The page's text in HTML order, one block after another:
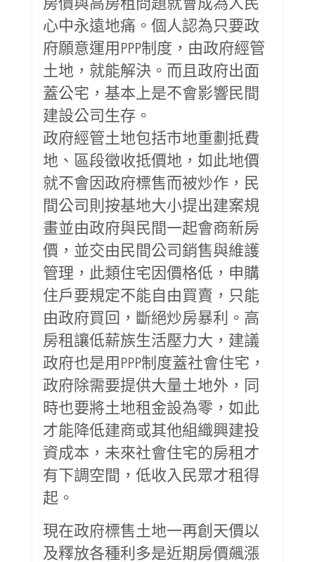
心中永遠地痛。個人認為只要政
府願意運用PPP制度，由政府經管
土地，就能解決。而且政府出面
蓋公宅，基本上是不會影響民間
建設公司生存。
政府經管土地包括市地重劃抵費
地、區段徵收抵價地，如此地價
就不會因政府標售而被炒作，民
間公司則按基地大小提出建案規
畫並由政府與民間一起會商新房
價，並交由民間公司銷售與維護
管理，此類住宅因價格低，申購
住戶要規定不能自由買賣，只能
由政府買回，斷絕炒房暴利。高
房租讓低薪族生活壓力大，建議
政府也是用PPP制度蓋社會住宅，
政府除需要提供大量土地外，同
時也要將土地租金設為零，如此
才能降低建商或其他組織興建投
資成本，未來社會住宅的房租才
有下調空間，低收入民眾才租得
起。
現在政府標售土地一再創天價以
及釋放各種利多是近期房價飆漲